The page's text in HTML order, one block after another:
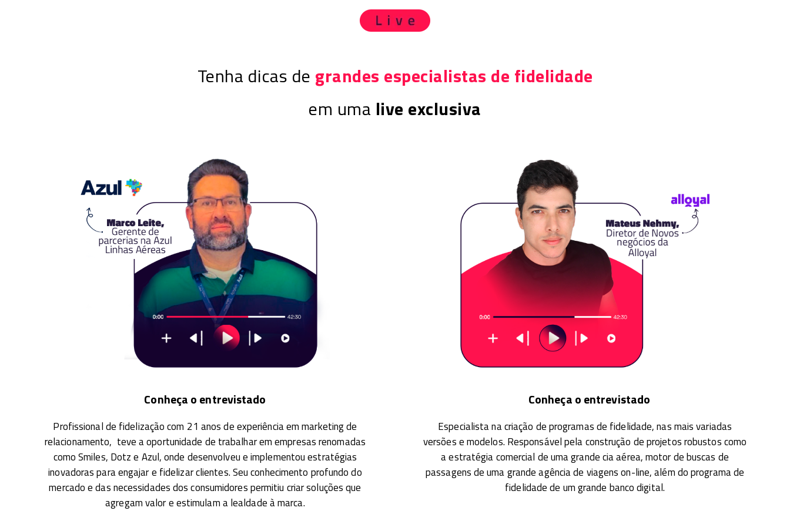
Tenha dicas de grandes especialistas de fidelidade
em uma live exclusiva
Conheça o entrevistado
Profissional de fidelização com 21 anos de experiência em marketing de
relacionamento, teve a oportunidade de trabalhar em empresas renomadas
como Smiles, Dotz e Azul, onde desenvolveu e implementou estratégias
inovadoras para engajar e fidelizar clientes. Seu conhecimento profundo do
mercado e das necessidades dos consumidores permitiu criar soluções que
agregam valor e estimulam a lealdade à marca.
Conheça o entrevistado
Especialista na criação de programas de fidelidade, nas mais variadas
versões e modelos. Responsável pela construção de projetos robustos como
a estratégia comercial de uma grande cia aérea, motor de buscas de
passagens de uma grande agência de viagens on-line, além do programa de
fidelidade de um grande banco digital.